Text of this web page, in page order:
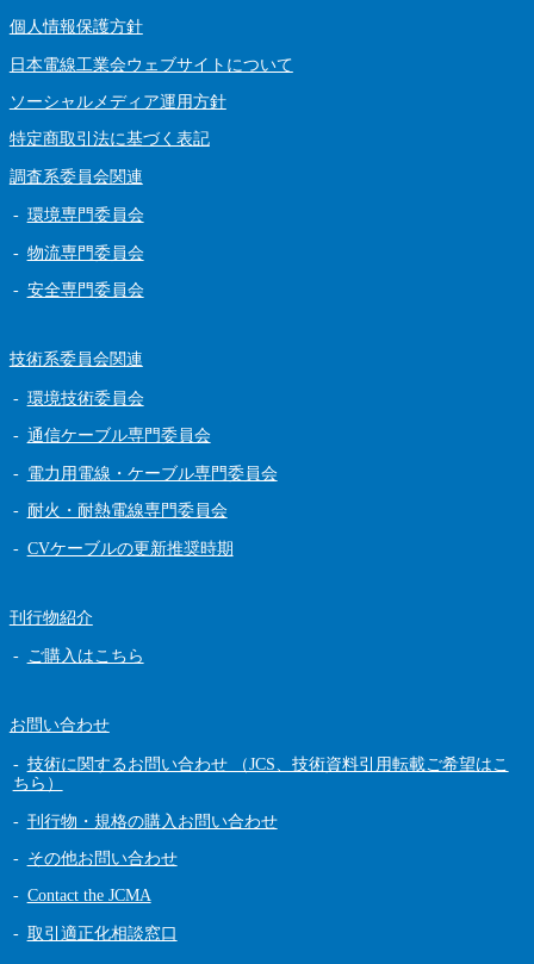
個人情報保護方針
日本電線工業会ウェブサイトについて
ソーシャルメディア運用方針
特定商取引法に基づく表記
調査系委員会関連
環境専門委員会
物流専門委員会
安全専門委員会
技術系委員会関連
環境技術委員会
通信ケーブル専門委員会
電力用電線・ケーブル専門委員会
耐火・耐熱電線専門委員会
CVケーブルの更新推奨時期
刊行物紹介
ご購入はこちら
お問い合わせ
技術に関するお問い合わせ （JCS、技術資料引用転載ご希望はこ
ちら）
刊行物・規格の購入お問い合わせ
その他お問い合わせ
Contact the JCMA
取引適正化相談窓口